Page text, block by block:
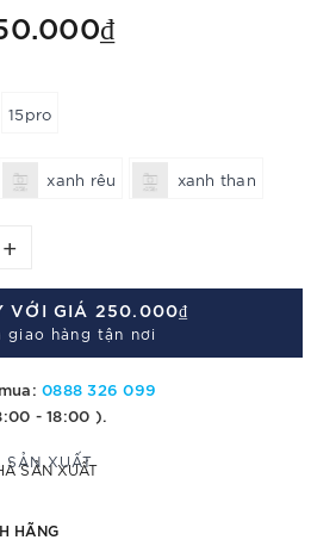
15pro
xanh rêu xanh than
+
VỚI GIÁ 250.000₫
giao hàng tận nơi
0888 326 099
- 18:00 ).
SẢN XUẤT
HÃNG